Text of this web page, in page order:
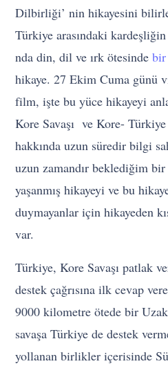
Dilbirliği’ nin hikayesini
Türkiye arasındaki kardeşliğin
nda din, dil ve ırk ötesindebir
hikaye. 27 Ekim Cuma günü
film, işte bu yüce hikayeyi
Kore Savaşı ve Kore-
hakkında uzun süredir bilgi
uzun zamandır beklediğim
yaşanmış hikayeyi ve bu
duymayanlar için hikayeden
var.
Türkiye, Kore Savaşı patlak
destek çağrısına ilk cevap
9000 kilometre ötede bir
savaşa Türkiye de destek
yollanan birlikler içerisinde